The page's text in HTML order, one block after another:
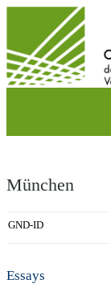
wechseln
München
GND-ID
Essays